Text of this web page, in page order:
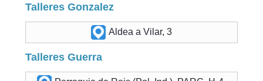
Talleres Gonzalez
Aldea a Vilar, 3
Talleres Guerra